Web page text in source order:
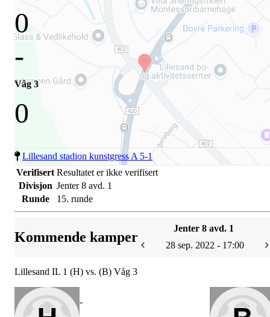
0
-
Våg 3
0
Lillesand stadion kunstgress A 5-1
Verifisert Resultatet er ikke verifisert
Divisjon Jenter 8 avd. 1
Runde
15. runde
Kommende kamper
Jenter 8 avd. 1
28 sep. 2022 - 17:00
Lillesand IL 1 (H) vs. (B) Våg 3
-